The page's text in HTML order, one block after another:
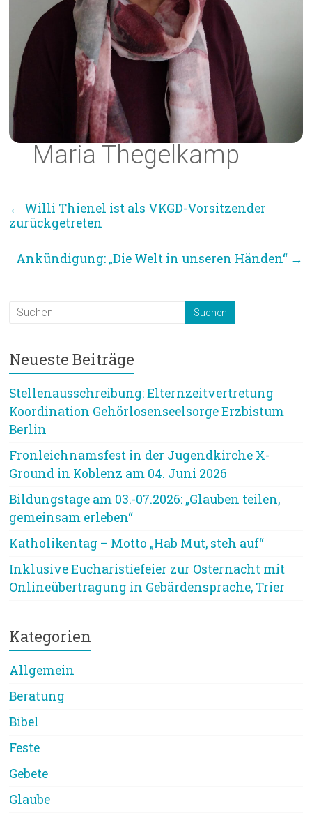
Maria Thegelkamp
← Willi Thienel ist als VKGD-Vorsitzender
zurückgetreten
Ankündigung: „Die Welt in unseren Händen“ →
Neueste Beiträge
Stellenausschreibung: Elternzeitvertretung
Koordination Gehörlosenseelsorge Erzbistum
Berlin
Fronleichnamsfest in der Jugendkirche X-
Ground in Koblenz am 04. Juni 2026
Bildungstage am 03.-07.2026: „Glauben teilen,
gemeinsam erleben“
Katholikentag – Motto „Hab Mut, steh auf“
Inklusive Eucharistiefeier zur Osternacht mit
Onlineübertragung in Gebärdensprache, Trier
Kategorien
Allgemein
Beratung
Bibel
Feste
Gebete
Glaube